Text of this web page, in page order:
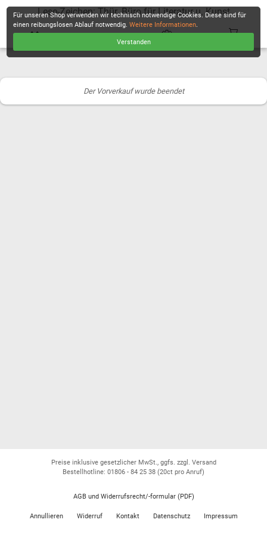
Lese-Zeichen: Thür. Büro für Literatur u. Kunst
Der Vorverkauf wurde beendet
Für unseren Shop verwenden wir technisch notwendige Cookies. Diese sind für
einen reibungslosen Ablauf notwendig.Weitere Informationen.
Verstanden
Preise inklusive gesetzlicher MwSt., ggfs. zzgl. Versand
Bestellhotline: 01806 - 84 25 38 (20ct pro Anruf)
AGB und Widerrufsrecht/-formular (PDF)
Annullieren Widerruf Kontakt Datenschutz Impressum